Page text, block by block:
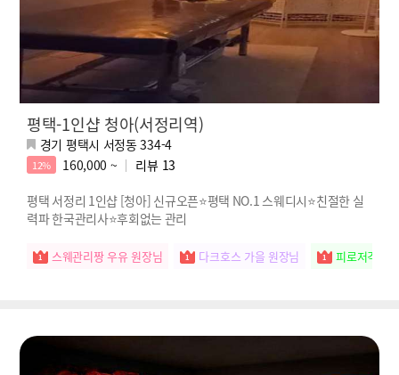
평택-1인샵 청아(서정리역)
경기 평택시 서정동 334-4
12% 160,000 ~ 리뷰 13
평택 서정리 1인샵 [청아] 신규오픈⭐평택 NO.1 스웨디시⭐친절한 실
력파 한국관리사⭐후회없는 관리
스웨관리짱 우유 원장님 다크호스 가을 원장님 피로저격수